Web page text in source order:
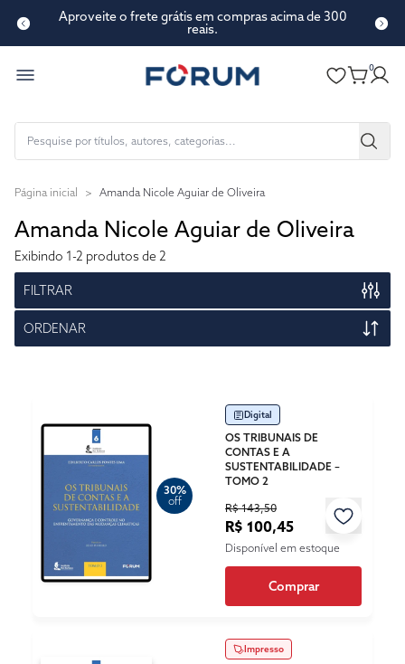
Aproveite o frete grátis em compras acima de 300
reais.
0
Página inicial > Amanda Nicole Aguiar de Oliveira
Amanda Nicole Aguiar de Oliveira
Exibindo 1-2 produtos de 2
FILTRAR
ORDENAR
30%
off
Digital
OS TRIBUNAIS DE
CONTAS E A
SUSTENTABILIDADE –
TOMO 2
R$ 143,50
R$ 100,45
Disponível em estoque
Comprar
Impresso